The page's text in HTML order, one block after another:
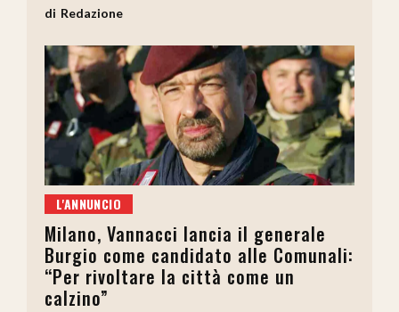
Redazione
L'ANNUNCIO
Milano, Vannacci lancia il generale
Burgio come candidato alle Comunali:
“Per rivoltare la città come un
calzino”